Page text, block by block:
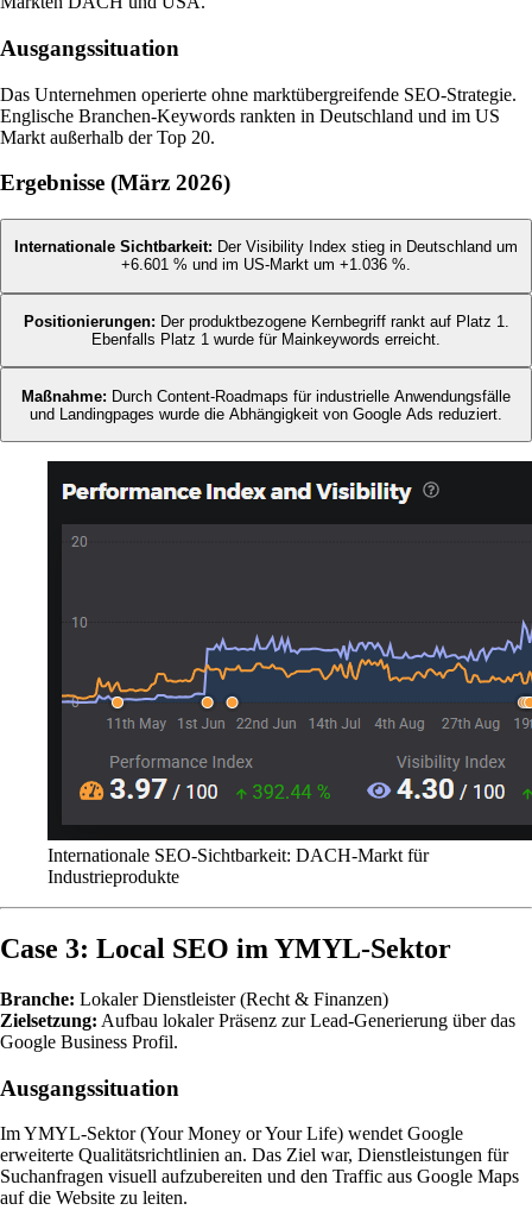
Ausgangssituation
Das Unternehmen operierte ohne marktübergreifende SEO-Strategie.
Englische Branchen-Keywords rankten in Deutschland und im US
Markt außerhalb der Top 20.
Ergebnisse (März 2026)
Internationale Sichtbarkeit: Der Visibility Index stieg in Deutschland um
+6.601 % und im US-Markt um +1.036 %.
Positionierungen: Der produktbezogene Kernbegriff rankt auf Platz 1.
Ebenfalls Platz 1 wurde für Mainkeywords erreicht.
Maßnahme: Durch Content-Roadmaps für industrielle Anwendungsfälle
und Landingpages wurde die Abhängigkeit von Google Ads reduziert.
Internationale SEO-Sichtbarkeit: DACH-Markt für
Industrieprodukte
Case 3: Local SEO im YMYL-Sektor
Branche: Lokaler Dienstleister (Recht & Finanzen)
Zielsetzung: Aufbau lokaler Präsenz zur Lead-Generierung über das
Google Business Profil.
Ausgangssituation
Im YMYL-Sektor (Your Money or Your Life) wendet Google
erweiterte Qualitätsrichtlinien an. Das Ziel war, Dienstleistungen für
Suchanfragen visuell aufzubereiten und den Traffic aus Google Maps
auf die Website zu leiten.